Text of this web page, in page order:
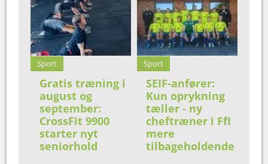
Sport
Gratis træning i
august og
september:
CrossFit 9900
starter nyt
seniorhold
Sport
SEIF-anfører:
Kun oprykning
tæller - ny
cheftræner i FfI
mere
tilbageholdende